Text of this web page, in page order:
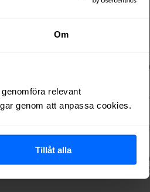
Om
relevant
genom att anpassa cookies.
Tillåt alla
och främst ett fungerande fibernät.
kund ska kunna beställa tjänster,
ansvarade för samtliga delar i
hos kunderna, och i vissa fall
välja på. Denna förändring ledde till
mellan olika nät men här går vi